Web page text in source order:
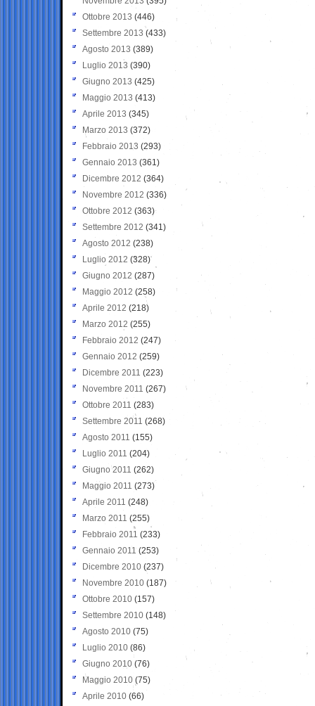
Ottobre 2013 (446)
Settembre 2013 (433)
Agosto 2013 (389)
Luglio 2013 (390)
Giugno 2013 (425)
Maggio 2013 (413)
Aprile 2013 (345)
Marzo 2013 (372)
Febbraio 2013 (293)
Gennaio 2013 (361)
Dicembre 2012 (364)
Novembre 2012 (336)
Ottobre 2012 (363)
Settembre 2012 (341)
Agosto 2012 (238)
Luglio 2012 (328)
Giugno 2012 (287)
Maggio 2012 (258)
Aprile 2012 (218)
Marzo 2012 (255)
Febbraio 2012 (247)
Gennaio 2012 (259)
Dicembre 2011 (223)
Novembre 2011 (267)
Ottobre 2011 (283)
Settembre 2011 (268)
Agosto 2011 (155)
Luglio 2011 (204)
Giugno 2011 (262)
Maggio 2011 (273)
Aprile 2011 (248)
Marzo 2011 (255)
Febbraio 2011 (233)
Gennaio 2011 (253)
Dicembre 2010 (237)
Novembre 2010 (187)
Ottobre 2010 (157)
Settembre 2010 (148)
Agosto 2010 (75)
Luglio 2010 (86)
Giugno 2010 (76)
Maggio 2010 (75)
Aprile 2010 (66)